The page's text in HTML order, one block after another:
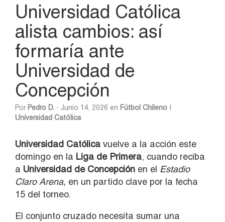
Universidad Católica
alista cambios: así
formaría ante
Universidad de
Concepción
Por Pedro D. - Junio 14, 2026 en Fútbol Chileno
Universidad Católica
Universidad Católica vuelve a la acción este
domingo en la Liga de Primera, cuando reciba
a Universidad de Concepción en el Estadio
Claro Arena, en un partido clave por la fecha
15 del torneo.
El conjunto cruzado necesita sumar una